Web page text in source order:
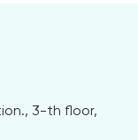
3-th floor,